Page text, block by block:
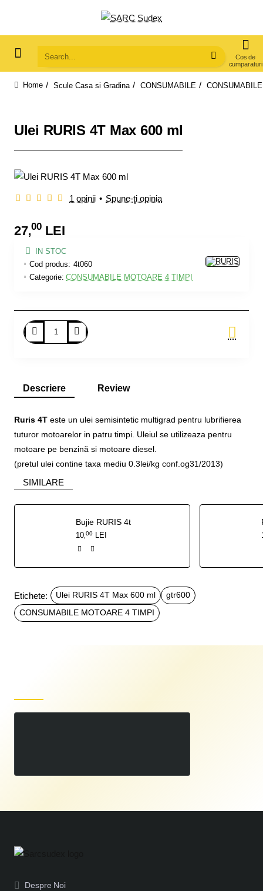
Search...
Scule Casa si Gradina CONSUMABILE
Ulei RURIS 4T Max 600 ml
1 opinii • Spune-ţi opinia
27,00 LEI
IN STOC
Cod produs: 4t060
Categorie: CONSUMABILE MOTOARE 4 TIMPI
Descriere Review
Ruris 4T este un ulei semisintetic multigrad pentru lubrifierea
tuturor motoarelor in patru timpi. Uleiul se utilizeaza pentru
motoare pe benzină si motoare diesel.
(pretul ulei contine taxa mediu 0.3lei/kg conf.og31/2013)
SIMILARE
Bujie RURIS 4t
10 00 LEI
Etichete: Ulei RURIS 4T Max 600 ml
gtr600
CONSUMABILE MOTOARE 4 TIMPI
Despre Noi